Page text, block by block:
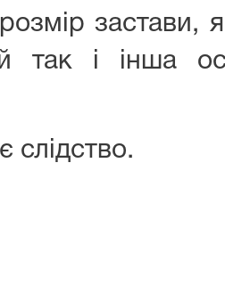
застави,
так і інша
слідство.